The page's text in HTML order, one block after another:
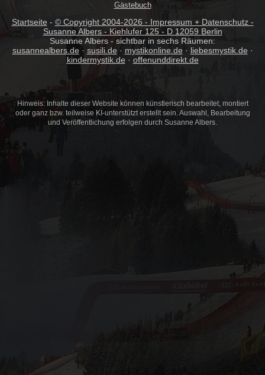
Gästebuch
Startseite - © Copyright 2004-2026 - Impressum + Datenschutz -
Susanne Albers - Kiehlufer 125 - D 12059 Berlin
Susanne Albers - sichtbar in sechs Räumen:
susannealbers.de· susili.de· mystikonline.de· liebesmystik.de ·
kindermystik.de · offenunddirekt.de
Hinweis: Inhalte dieser Website können künstlerisch bearbeitet, montiert
oder ganz bzw. teilweise KI-unterstützt erstellt sein. Auswahl, Bearbeitung
und Veröffentlichung erfolgen durch Susanne Albers.